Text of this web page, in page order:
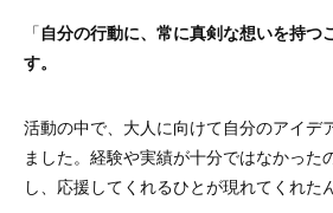
「自分の行動に、常に真剣な想いを持つ
す。
活動の中で、大人に向けて自分のアイデ
ました。 経験や実績が十分ではなかった
し、応援してくれるひとが現れてくれた